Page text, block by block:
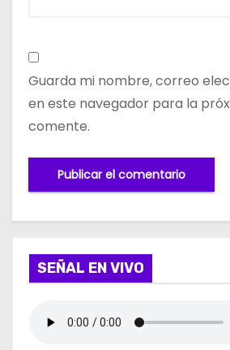
Guarda mi nombre, correo
en este navegador para la
comente.
SEÑAL EN VIVO